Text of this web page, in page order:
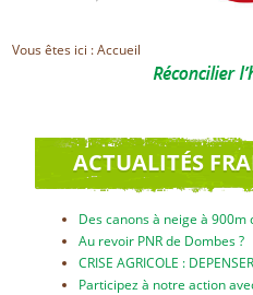
FORMATION AMPHIBIENS
formation sur les amphibiens.
toute personne intéressée par cette
des actions…
FAITES UN GESTE POUR LA NATURE !
Une nouvelle interface web pour les
Une nouvelle interface web pour les
l'environnement !
Vous êtes ici :Accueil
ACTUALITÉS
Des canons à neige à 900m
Au revoir PNR de Dombes ?
CRISE AGRICOLE :
Participez à notre action